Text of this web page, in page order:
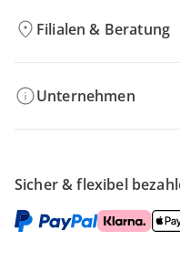
Filialen & Beratung
Unternehmen
Sicher & flexibel